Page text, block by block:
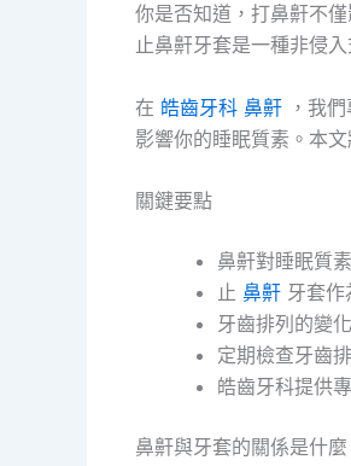
你是否知道，打鼻鼾不
止鼻鼾牙套是一種非侵
在 皓齒牙科 鼻鼾 ，我
影響你的睡眠質素。本
關鍵要點
鼻鼾對睡眠質
止 鼻鼾 牙套作
牙齒排列的變
定期檢查牙齒
皓齒牙科提供
鼻鼾與牙套的關係是什麼